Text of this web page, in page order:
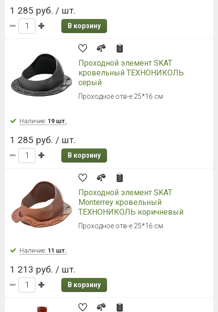
1 285 руб. / шт.
В корзину
Проходной элемент SKAT
кровельный ТЕХНОНИКОЛЬ
серый
Проходное отв-е 25*16 см
Наличие: 19 шт.
1 285 руб. / шт.
В корзину
Проходной элемент SKAT
Monterrey кровельный
ТЕХНОНИКОЛЬ коричневый
Проходное отв-е 25*16 см
Наличие: 11 шт.
1 213 руб. / шт.
В корзину